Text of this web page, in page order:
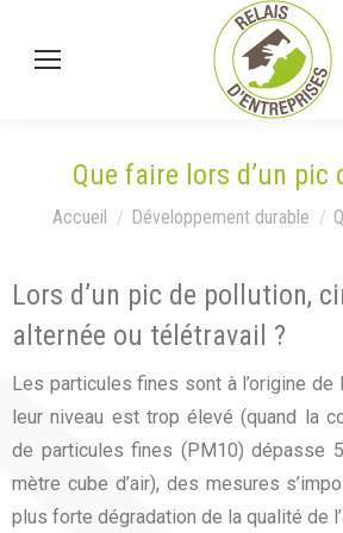
Que faire lors d’un pic
Vous êtes ici :
Accueil Développement durable
Lors d’un pic de pollution,
alternée ou télétravail ?
Les particules fines sont à l’origine
leur niveau est trop élevé (quand la
de particules fines (PM10) dépasse
mètre cube d’air), des mesures
plus forte dégradation de la qualité de